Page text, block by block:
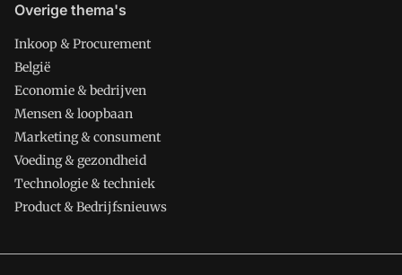
Overige thema's
Inkoop & Procurement
België
Economie & bedrijven
Mensen & loopbaan
Marketing & consument
Voeding & gezondheid
Technologie & techniek
Product & Bedrijfsnieuws